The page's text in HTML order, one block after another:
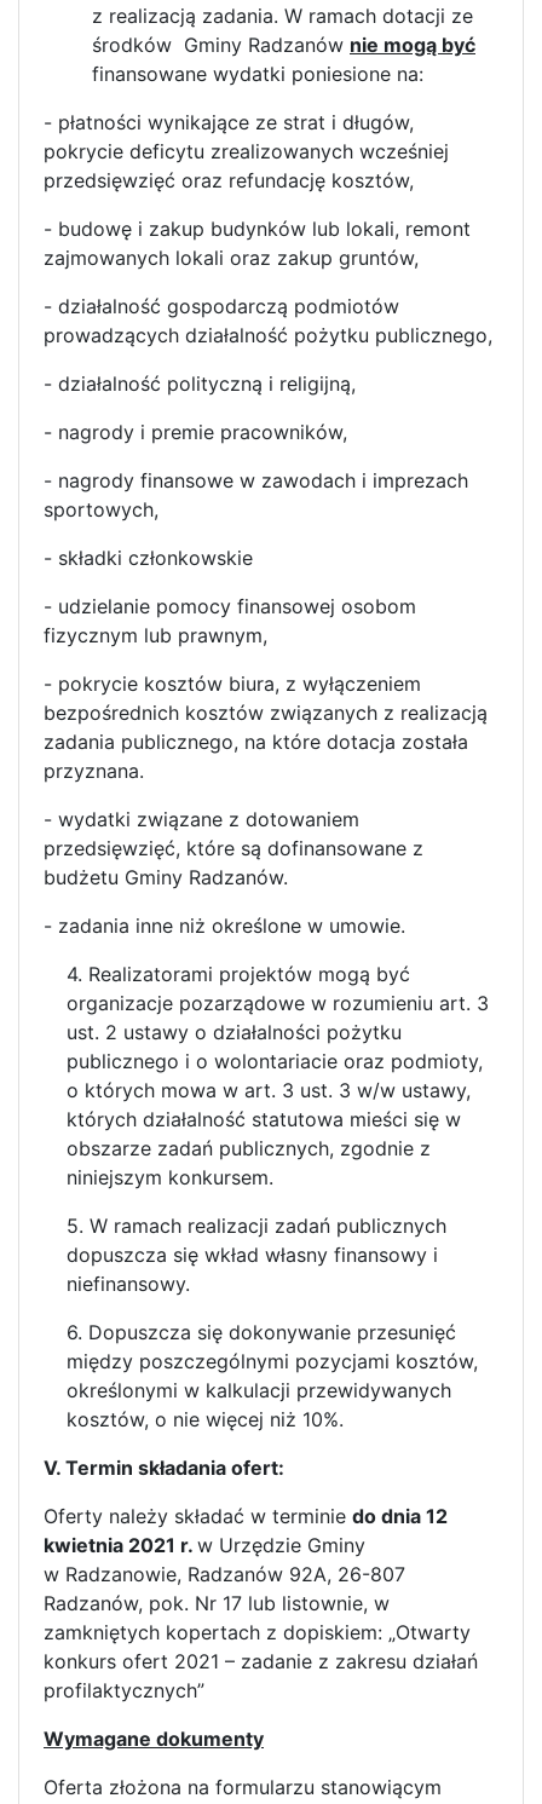
z realizacją zadania. W ramach dotacji ze
środków Gminy Radzanów nie mogą być
finansowane wydatki poniesione na:
- płatności wynikające ze strat i długów,
pokrycie deficytu zrealizowanych wcześniej
przedsięwzięć oraz refundację kosztów,
- budowę i zakup budynków lub lokali, remont
zajmowanych lokali oraz zakup gruntów,
- działalność gospodarczą podmiotów
prowadzących działalność pożytku publicznego,
- działalność polityczną i religijną,
- nagrody i premie pracowników,
- nagrody finansowe w zawodach i imprezach
sportowych,
- składki członkowskie
- udzielanie pomocy finansowej osobom
fizycznym lub prawnym,
- pokrycie kosztów biura, z wyłączeniem
bezpośrednich kosztów związanych z realizacją
zadania publicznego, na które dotacja została
przyznana.
- wydatki związane z dotowaniem
przedsięwzięć, które są dofinansowane z
budżetu Gminy Radzanów.
- zadania inne niż określone w umowie.
4. Realizatorami projektów mogą być
organizacje pozarządowe w rozumieniu art. 3
ust. 2 ustawy o działalności pożytku
publicznego i o wolontariacie oraz podmioty,
o których mowa w art. 3 ust. 3 w/w ustawy,
których działalność statutowa mieści się w
obszarze zadań publicznych, zgodnie z
niniejszym konkursem.
5. W ramach realizacji zadań publicznych
dopuszcza się wkład własny finansowy i
niefinansowy.
6. Dopuszcza się dokonywanie przesunięć
między poszczególnymi pozycjami kosztów,
określonymi w kalkulacji przewidywanych
kosztów, o nie więcej niż 10%.
V. Termin składania ofert:
Oferty należy składać w terminie do dnia 12
kwietnia 2021 r. w Urzędzie Gminy
w Radzanowie, Radzanów 92A, 26-807
Radzanów, pok. Nr 17 lub listownie, w
zamkniętych kopertach z dopiskiem: „Otwarty
konkurs ofert 2021 – zadanie z zakresu działań
profilaktycznych”
Wymagane dokumenty
Oferta złożona na formularzu stanowiącym